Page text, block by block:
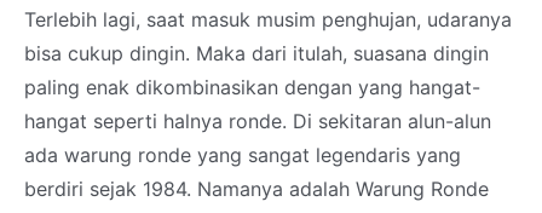
Terlebih lagi, saat masuk musim penghujan, udaranya
bisa cukup dingin. Maka dari itulah, suasana dingin
paling enak dikombinasikan dengan yang hangat-
hangat seperti halnya ronde. Di sekitaran alun-alun
ada warung ronde yang sangat legendaris yang
berdiri sejak 1984. Namanya adalah Warung Ronde